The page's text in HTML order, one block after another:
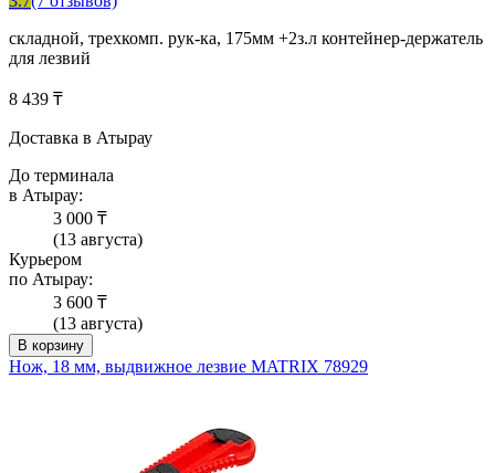
складной, трехкомп. рук-ка, 175мм +2з.л контейнер-держатель
для лезвий
8 439 ₸
Доставка в Атырау
До терминала
в Атырау:
3 000 ₸
(13 августа)
Курьером
по Атырау:
3 600 ₸
(13 августа)
В корзину
Нож, 18 мм, выдвижное лезвие MATRIX 78929